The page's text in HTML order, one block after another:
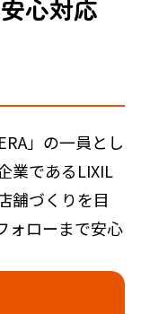
心対応
」の一員とし
業であるLIXIL
舗づくりを目
ォローまで安心